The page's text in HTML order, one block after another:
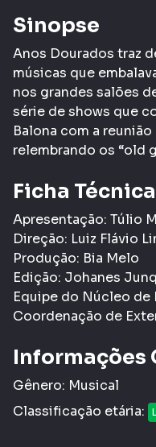
Sinopse
Anos Dourados traz
músicas que
nos grandes salões
série de shows que
Balona com a
relembrando os “old
Ficha Técnica
Apresentação: Túlio
Direção: Luiz Flávio
Produção: Bia Melo
Edição: Johanes
Equipe do Núcleo de
Coordenação de
Informações
Gênero: Musical
Classificação etária: